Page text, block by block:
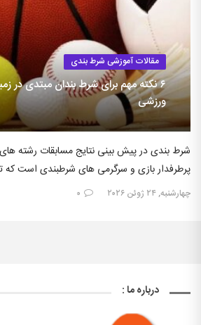
مقالات آموزشی شرط بندی
۶ نکته مهم برای شرط بندان مبتدی در
ورزشی
شرط بندی در پیش بینی نتایج مسابقات رشته
پرطرفدار بازی و سرگرمی های شرطبندی است که
چهارشنبه, ۲۴ ژوئن ۲۰۲۶ ۰
درباره ما :